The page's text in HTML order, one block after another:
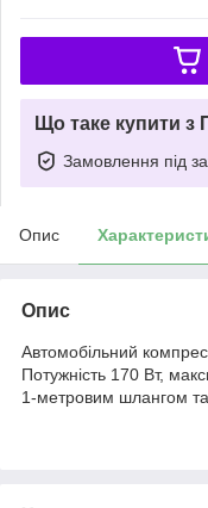
Що таке купити з
Замовлення під
Опис
Опис
Автомобільний
Потужність 170 Вт,
1-метровим шлангом